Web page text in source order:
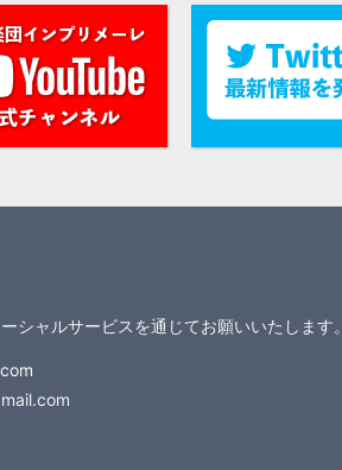
シャルサービスを通じてお願いいたします。